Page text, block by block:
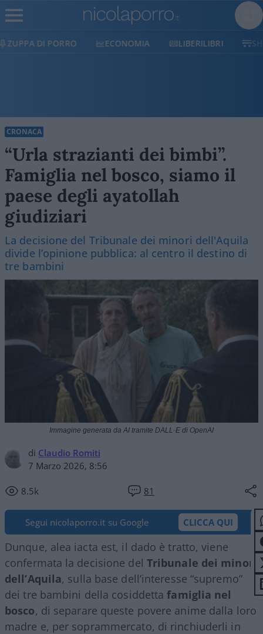
ECONOMIA LIBERILIBRI SHOP SOSTIENICI
CRONACA
“Urla strazianti dei bimbi”.
Famiglia nel bosco, siamo il
paese degli ayatollah
giudiziari
La decisione del Tribunale dei minori dell'Aquila
divide l’opinione pubblica: al centro il destino di
tre bambini
di Claudio Romiti
7 Marzo 2026, 8:56
8.5k 81
Immagine generata da AI tramite DALL·E di OpenAI
Segui nicolaporro.it su Google CLICCA QUI
Dunque, alea iacta est, il dado è tratto, viene
confermata la decisione del Tribunale dei minori
dell’Aquila, sulla base dell’interesse “supremo”
dei tre bambini della cosiddettafamiglia nel
bosco, di separare queste povere anime dalla loro
madre e, per soprammercato, di rinchiuderli in